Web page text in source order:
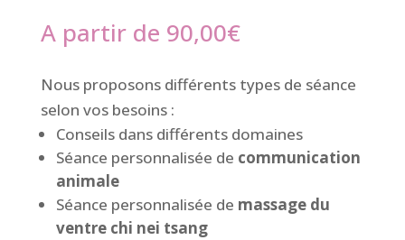
A partir de 90,00€
Nous proposons différents types de séance
selon vos besoins :
Conseils dans différents domaines
Séance personnalisée de communication
animale
Séance personnalisée de massage du
ventre chi nei tsang